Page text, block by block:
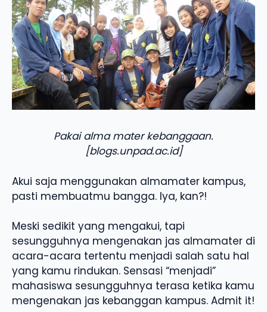
Pakai alma mater kebanggaan.
[blogs.unpad.ac.id]
Akui saja menggunakan almamater kampus,
pasti membuatmu bangga. Iya, kan?!
Meski sedikit yang mengakui, tapi
sesungguhnya mengenakan jas almamater di
acara-acara tertentu menjadi salah satu hal
yang kamu rindukan. Sensasi “menjadi”
mahasiswa sesungguhnya terasa ketika kamu
mengenakan jas kebanggan kampus. Admit it!